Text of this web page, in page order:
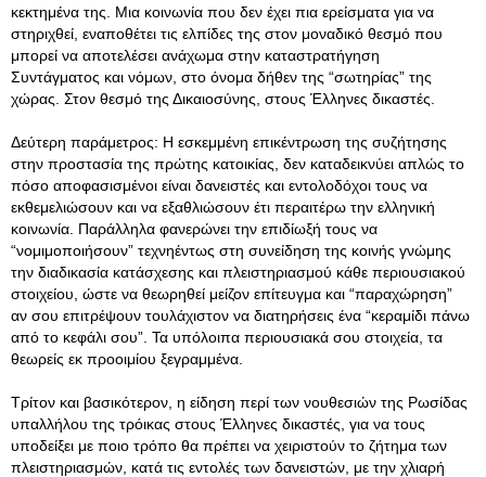
κεκτημένα της. Μια κοινωνία που δεν έχει πια ερείσματα για να
στηριχθεί, εναποθέτει τις ελπίδες της στον μοναδικό θεσμό που
μπορεί να αποτελέσει ανάχωμα στην καταστρατήγηση
Συντάγματος και νόμων, στο όνομα δήθεν της “σωτηρίας” της
χώρας. Στον θεσμό της Δικαιοσύνης, στους Έλληνες δικαστές.
Δεύτερη παράμετρος: Η εσκεμμένη επικέντρωση της συζήτησης
στην προστασία της πρώτης κατοικίας, δεν καταδεικνύει απλώς το
πόσο αποφασισμένοι είναι δανειστές και εντολοδόχοι τους να
εκθεμελιώσουν και να εξαθλιώσουν έτι περαιτέρω την ελληνική
κοινωνία. Παράλληλα φανερώνει την επιδίωξή τους να
“νομιμοποιήσουν” τεχνηέντως στη συνείδηση της κοινής γνώμης
την διαδικασία κατάσχεσης και πλειστηριασμού κάθε περιουσιακού
στοιχείου, ώστε να θεωρηθεί μείζον επίτευγμα και “παραχώρηση”
αν σου επιτρέψουν τουλάχιστον να διατηρήσεις ένα “κεραμίδι πάνω
από το κεφάλι σου”. Τα υπόλοιπα περιουσιακά σου στοιχεία, τα
θεωρείς εκ προοιμίου ξεγραμμένα.
Τρίτον και βασικότερον, η είδηση περί των νουθεσιών της Ρωσίδας
υπαλλήλου της τρόικας στους Έλληνες δικαστές, για να τους
υποδείξει με ποιο τρόπο θα πρέπει να χειριστούν το ζήτημα των
πλειστηριασμών, κατά τις εντολές των δανειστών, με την χλιαρή